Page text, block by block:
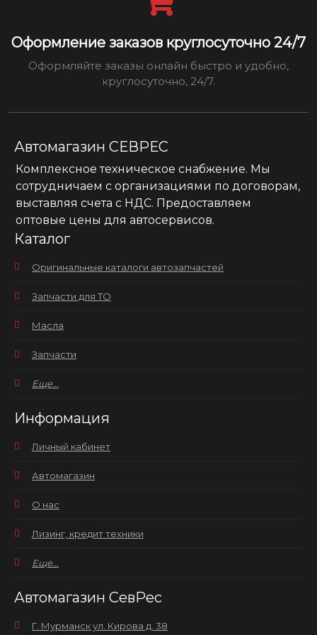
Оформление заказов круглосуточно 24/7
Оформляйте заказы онлайн быстро и удобно,
круглосуточно, 24/7.
Автомагазин СЕВРЕС
Комплексное техническое снабжение. Мы
сотрудничаем с организациями по договорам,
выставляя счета с НДС. Предоставляем
оптовые цены для автосервисов.
Каталог
Оригинальные каталоги автозапчастей
Запчасти для ТО
Масла
Запчасти
Еще...
Информация
Личный кабинет
Автомагазин
О нас
Лизинг, кредит техники
Еще...
Автомагазин СевРес
Г. Мурманск ул. Кирова д. 38